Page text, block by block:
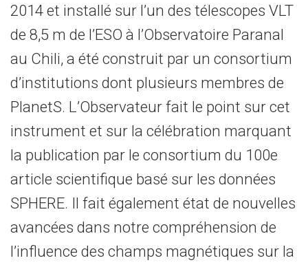
2014 et installé sur l’un des télescopes VLT
de 8,5 m de l’ESO à l’Observatoire Paranal
au Chili, a été construit par un consortium
d’institutions dont plusieurs membres de
PlanetS. L’Observateur fait le point sur cet
instrument et sur la célébration marquant
la publication par le consortium du 100e
article scientifique basé sur les données
SPHERE. Il fait également état de nouvelles
avancées dans notre compréhension de
l’influence des champs magnétiques sur la